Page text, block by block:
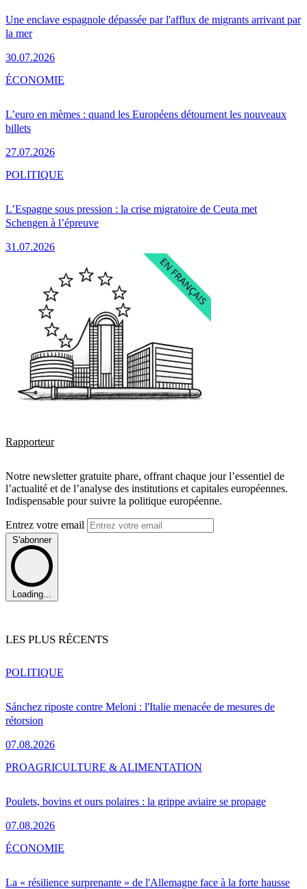
Une enclave espagnole dépassée par l'afflux de migrants arrivant par
la mer
30.07.2026
L’euro en mèmes : quand les Européens détournent les nouveaux
billets
27.07.2026
ÉCONOMIE
L’Espagne sous pression : la crise migratoire de Ceuta met
Schengen à l’épreuve
31.07.2026
POLITIQUE
Rapporteur
Notre newsletter gratuite phare, offrant chaque jour l’essentiel de
l’actualité et de l’analyse des institutions et capitales européennes.
Indispensable pour suivre la politique européenne.
Entrez votre email
S'abonner
Loading...
LES PLUS RÉCENTS
Sánchez riposte contre Meloni : l'Italie menacée de mesures de
rétorsion
07.08.2026
POLITIQUE
Poulets, bovins et ours polaires : la grippe aviaire se propage
07.08.2026
PROAGRICULTURE & ALIMENTATION
La « résilience surprenante » de l'Allemagne face à la forte hausse
ÉCONOMIE